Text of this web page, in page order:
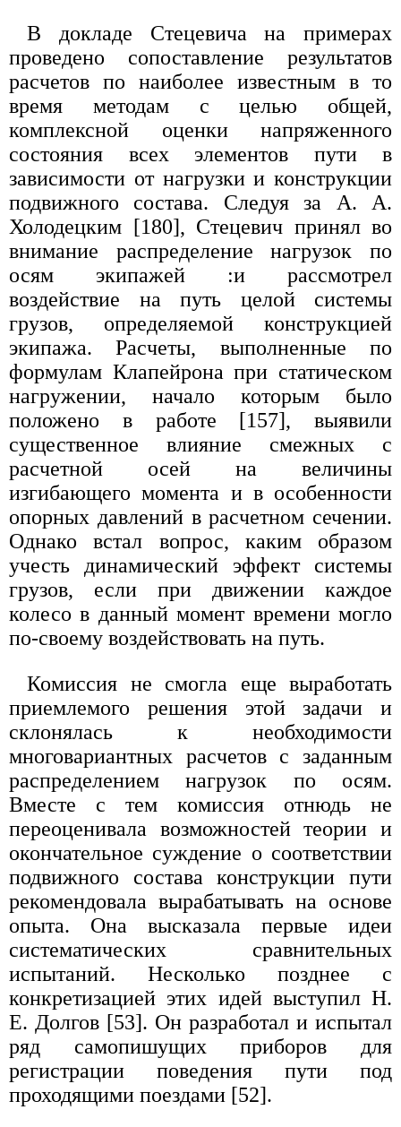
В докладе Стецевича на примерах
проведено сопоставление результатов
расчетов по наиболее известным в то
время методам с целью общей,
комплексной оценки напряженного
состояния всех элементов пути в
зависимости от нагрузки и конструкции
подвижного состава. Следуя за А. А.
Холодецким [180], Стецевич принял во
внимание распределение нагрузок по
осям экипажей :и рассмотрел
воздействие на путь целой системы
грузов, определяемой конструкцией
экипажа. Расчеты, выполненные по
формулам Клапейрона при статическом
нагружении, начало которым было
положено в работе [157], выявили
существенное влияние смежных с
расчетной осей на величины
изгибающего момента и в особенности
опорных давлений в расчетном сечении.
Однако встал вопрос, каким образом
учесть динамический эффект системы
грузов, если при движении каждое
колесо в данный момент времени могло
по-своему воздействовать на путь.
Комиссия не смогла еще выработать
приемлемого решения этой задачи и
склонялась к необходимости
многовариантных расчетов с заданным
распределением нагрузок по осям.
Вместе с тем комиссия отнюдь не
переоценивала возможностей теории и
окончательное суждение о соответствии
подвижного состава конструкции пути
рекомендовала вырабатывать на основе
опыта. Она высказала первые идеи
систематических сравнительных
испытаний. Несколько позднее с
конкретизацией этих идей выступил Н.
Е. Долгов [53]. Он разработал и испытал
ряд самопишущих приборов для
регистрации поведения пути под
проходящими поездами [52].